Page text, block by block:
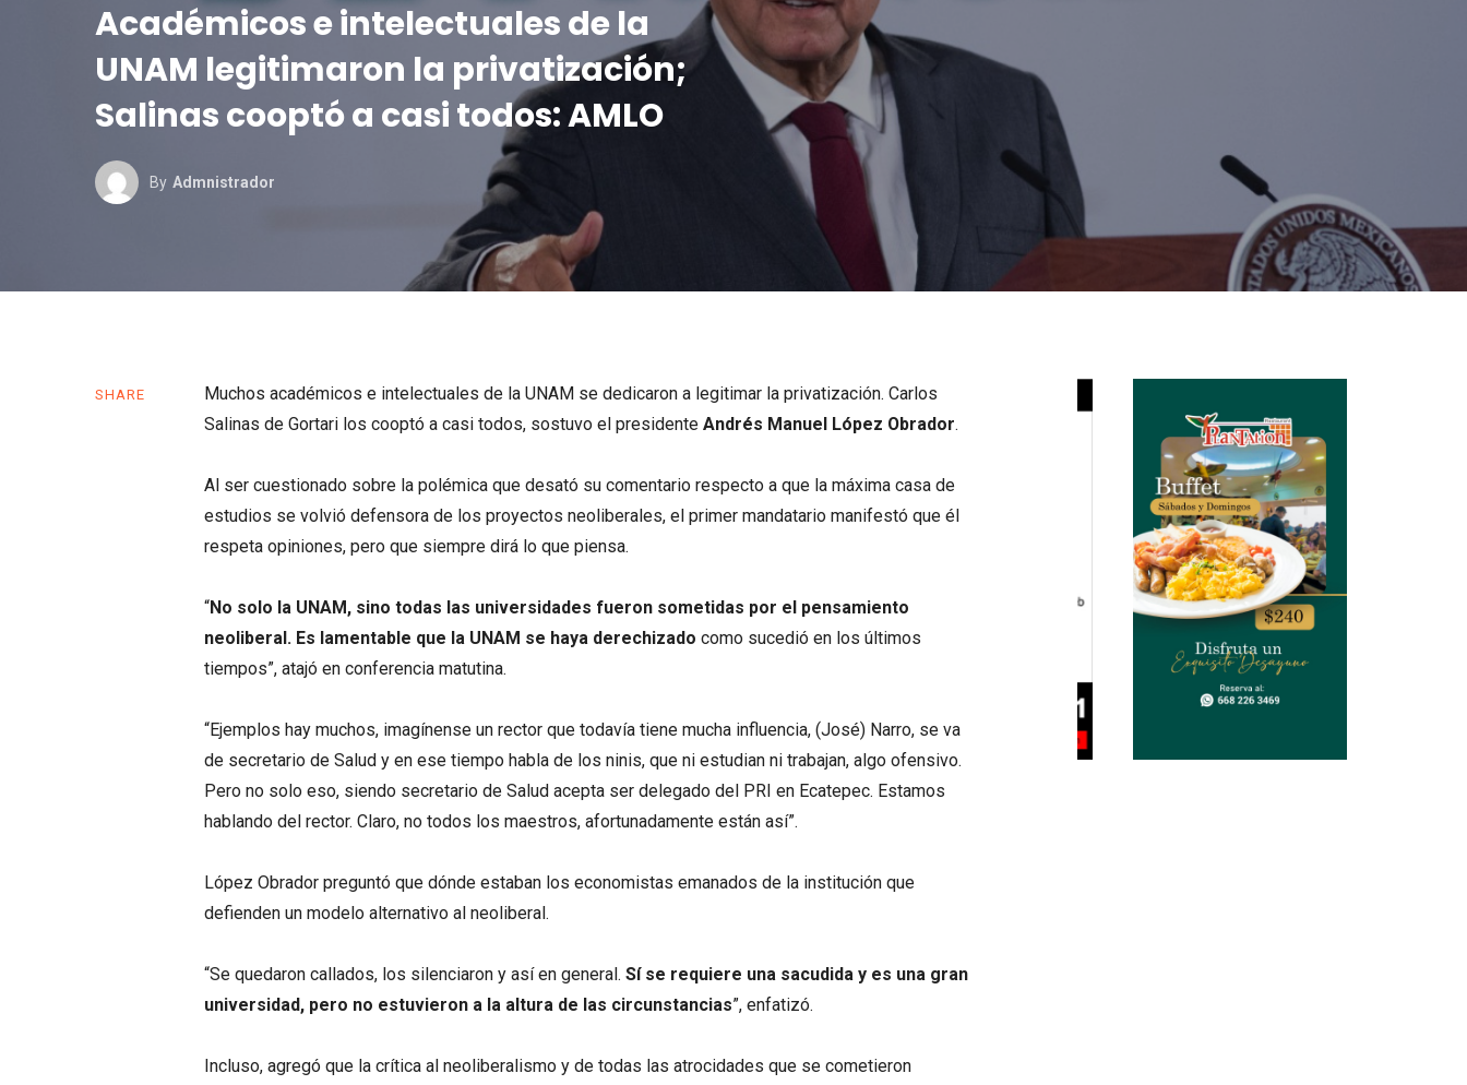
Académicos e intelectuales de la
UNAM legitimaron la privatización;
Salinas cooptó a casi todos: AMLO
By Admnistrador
SHARE
Muchos académicos e intelectuales de la UNAM se dedicaron a legitimar la privatización. Carlos
Salinas de Gortari los cooptó a casi todos, sostuvo el presidente Andrés Manuel López Obrador.
Al ser cuestionado sobre la polémica que desató su comentario respecto a que la máxima casa de
estudios se volvió defensora de los proyectos neoliberales, el primer mandatario manifestó que él
respeta opiniones, pero que siempre dirá lo que piensa.
“No solo la UNAM, sino todas las universidades fueron sometidas por el pensamiento
neoliberal. Es lamentable que la UNAM se haya derechizado como sucedió en los últimos
tiempos”, atajó en conferencia matutina.
“Ejemplos hay muchos, imagínense un rector que todavía tiene mucha influencia, (José) Narro, se va
de secretario de Salud y en ese tiempo habla de los ninis, que ni estudian ni trabajan, algo ofensivo.
Pero no solo eso, siendo secretario de Salud acepta ser delegado del PRI en Ecatepec. Estamos
hablando del rector. Claro, no todos los maestros, afortunadamente están así”.
López Obrador preguntó que dónde estaban los economistas emanados de la institución que
defienden un modelo alternativo al neoliberal.
“Se quedaron callados, los silenciaron y así en general. Sí se requiere una sacudida y es una gran
universidad, pero no estuvieron a la altura de las circunstancias”, enfatizó.
Incluso, agregó que la crítica al neoliberalismo y de todas las atrocidades que se cometieron